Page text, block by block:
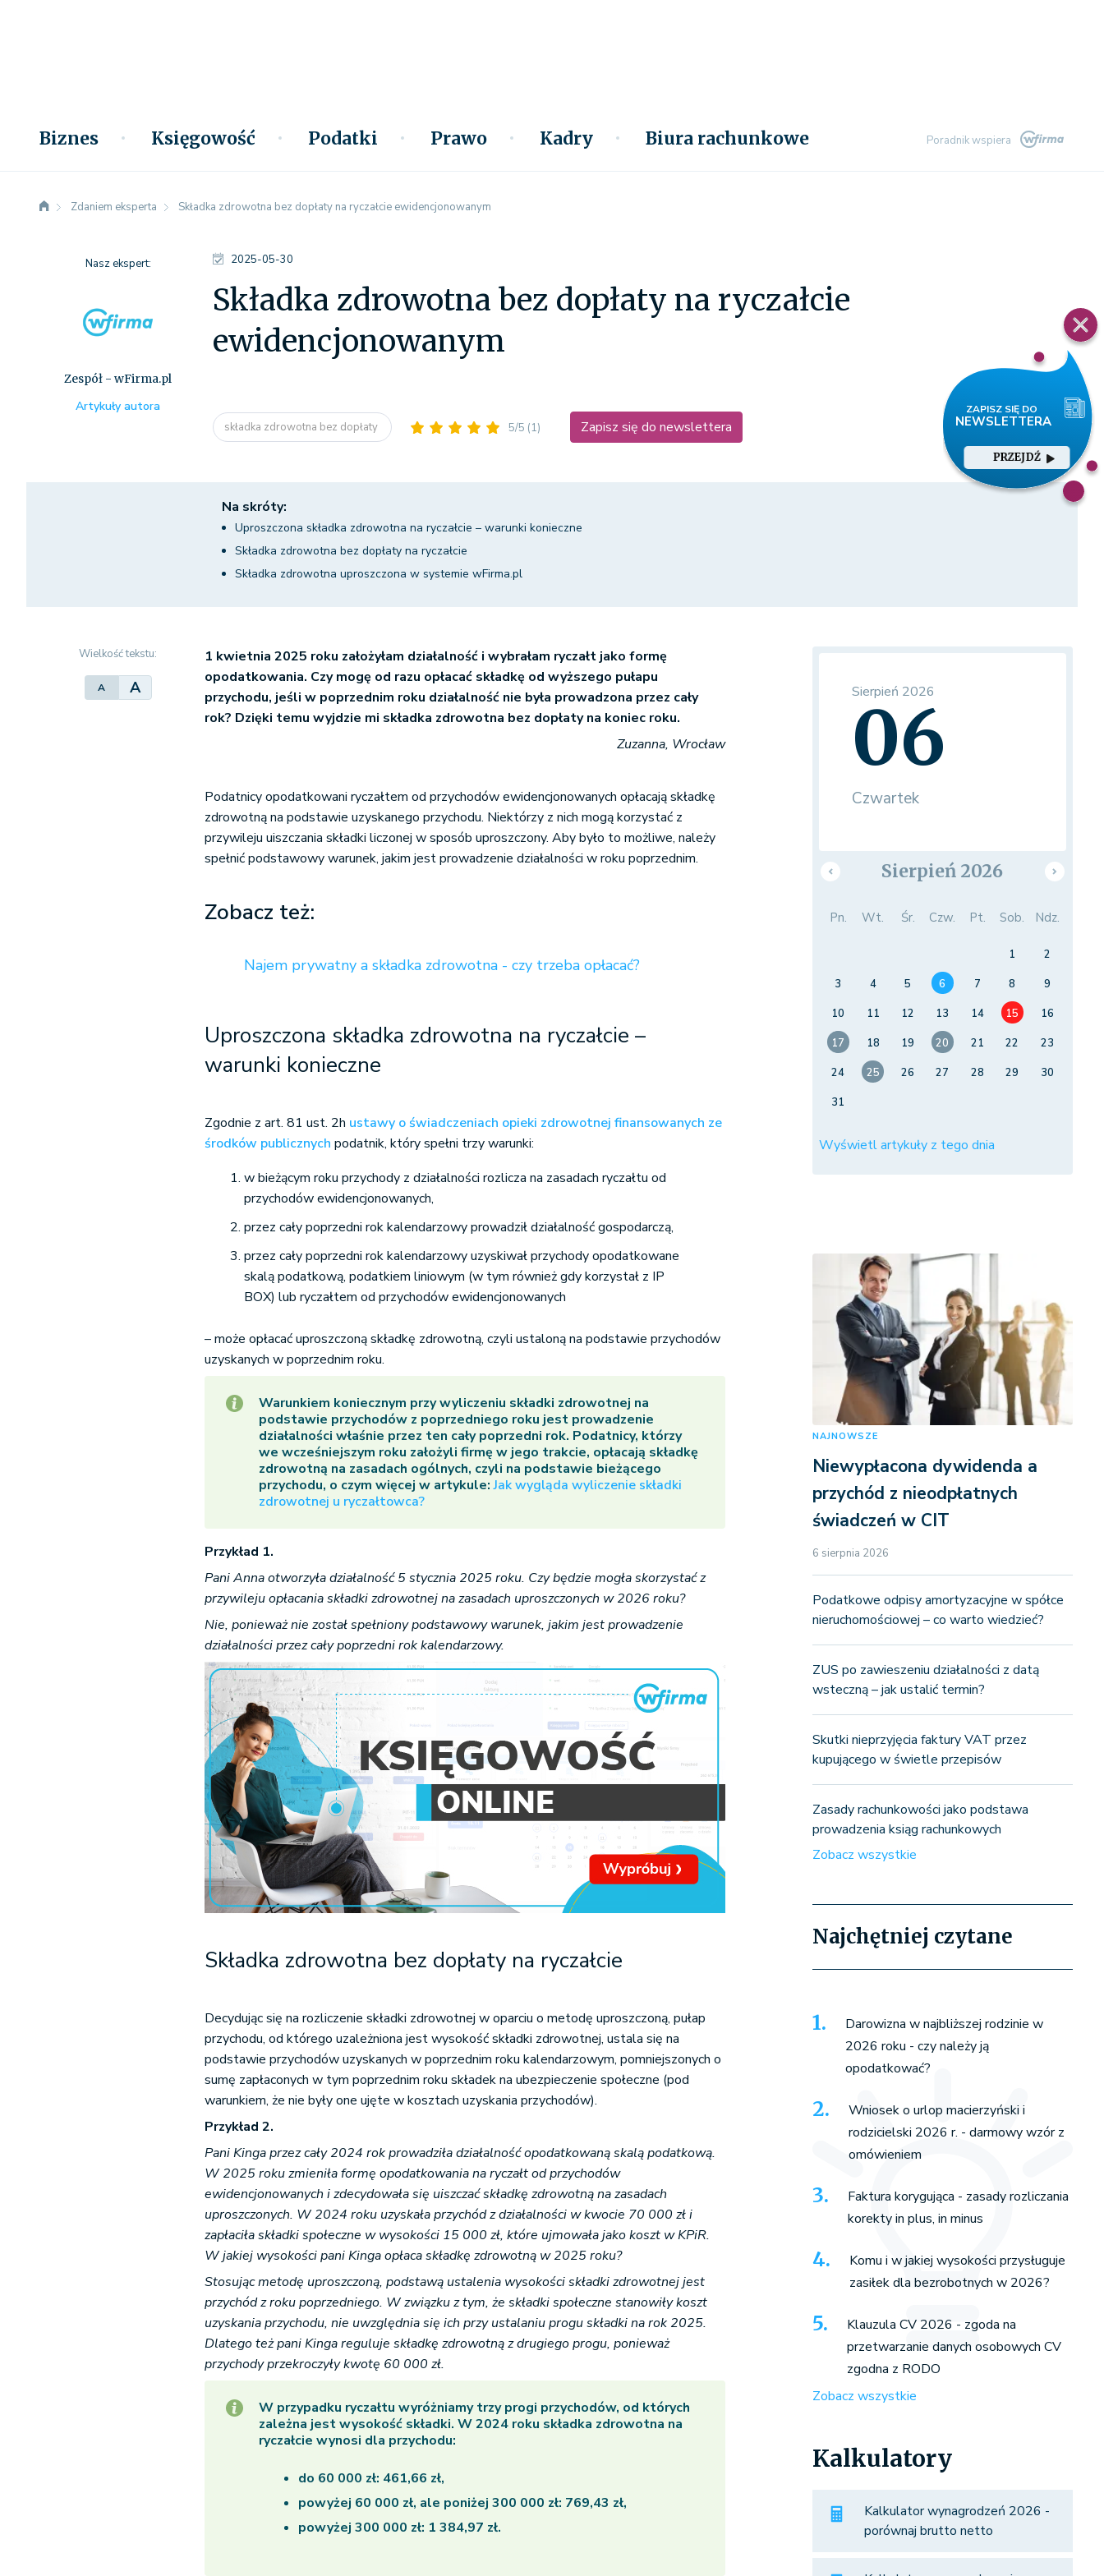
Biznes Księgowość Podatki Prawo Kadry Biura rachunkowe Poradnik wspiera
PRZEJDŹ
Zdaniem eksperta Składka zdrowotna bez dopłaty na ryczałcie ewidencjonowanym
2025-05-30
Składka zdrowotna bez dopłaty na ryczałcie
ewidencjonowanym
składka zdrowotna bez dopłaty 5/5 (1) Zapisz się do newslettera
Nasz ekspert:
Zespół - wFirma.pl
Artykuły autora
Na skróty:
Uproszczona składka zdrowotna na ryczałcie – warunki konieczne
Składka zdrowotna bez dopłaty na ryczałcie
Składka zdrowotna uproszczona w systemie wFirma.pl
Wielkość tekstu:
A A
1 kwietnia 2025 roku założyłam działalność i wybrałam ryczałt jako formę
opodatkowania. Czy mogę od razu opłacać składkę od wyższego pułapu
przychodu, jeśli w poprzednim roku działalność nie była prowadzona przez cały
rok? Dzięki temu wyjdzie mi składka zdrowotna bez dopłaty na koniec roku.
Zuzanna, Wrocław
Podatnicy opodatkowani ryczałtem od przychodów ewidencjonowanych opłacają składkę
zdrowotną na podstawie uzyskanego przychodu. Niektórzy z nich mogą korzystać z
przywileju uiszczania składki liczonej w sposób uproszczony. Aby było to możliwe, należy
spełnić podstawowy warunek, jakim jest prowadzenie działalności w roku poprzednim.
Zobacz też:
Najem prywatny a składka zdrowotna - czy trzeba opłacać?
Uproszczona składka zdrowotna na ryczałcie –
warunki konieczne
Zgodnie z art. 81 ust. 2h ustawy o świadczeniach opieki zdrowotnej finansowanych ze
środków publicznych podatnik, który spełni trzy warunki:
w bieżącym roku przychody z działalności rozlicza na zasadach ryczałtu od
przychodów ewidencjonowanych,
przez cały poprzedni rok kalendarzowy prowadził działalność gospodarczą,
przez cały poprzedni rok kalendarzowy uzyskiwał przychody opodatkowane
skalą podatkową, podatkiem liniowym (w tym również gdy korzystał z IP
BOX) lub ryczałtem od przychodów ewidencjonowanych
– może opłacać uproszczoną składkę zdrowotną, czyli ustaloną na podstawie przychodów
uzyskanych w poprzednim roku.
Warunkiem koniecznym przy wyliczeniu składki zdrowotnej na
podstawie przychodów z poprzedniego roku jest prowadzenie
działalności właśnie przez ten cały poprzedni rok. Podatnicy, którzy
we wcześniejszym roku założyli firmę w jego trakcie, opłacają składkę
zdrowotną na zasadach ogólnych, czyli na podstawie bieżącego
przychodu, o czym więcej w artykule:Jak wygląda wyliczenie składki
zdrowotnej u ryczałtowca?
Przykład 1.
Pani Anna otworzyła działalność 5 stycznia 2025 roku. Czy będzie mogła skorzystać z
przywileju opłacania składki zdrowotnej na zasadach uproszczonych w 2026 roku?
Nie, ponieważ nie został spełniony podstawowy warunek, jakim jest prowadzenie
działalności przez cały poprzedni rok kalendarzowy.
Składka zdrowotna bez dopłaty na ryczałcie
Decydując się na rozliczenie składki zdrowotnej w oparciu o metodę uproszczoną, pułap
przychodu, od którego uzależniona jest wysokość składki zdrowotnej, ustala się na
podstawie przychodów uzyskanych w poprzednim roku kalendarzowym, pomniejszonych o
sumę zapłaconych w tym poprzednim roku składek na ubezpieczenie społeczne (pod
warunkiem, że nie były one ujęte w kosztach uzyskania przychodów).
Przykład 2.
Pani Kinga przez cały 2024 rok prowadziła działalność opodatkowaną skalą podatkową.
W 2025 roku zmieniła formę opodatkowania na ryczałt od przychodów
ewidencjonowanych i zdecydowała się uiszczać składkę zdrowotną na zasadach
uproszczonych. W 2024 roku uzyskała przychód z działalności w kwocie 70 000 zł i
zapłaciła składki społeczne w wysokości 15 000 zł, które ujmowała jako koszt w KPiR.
W jakiej wysokości pani Kinga opłaca składkę zdrowotną w 2025 roku?
Stosując metodę uproszczoną, podstawą ustalenia wysokości składki zdrowotnej jest
przychód z roku poprzedniego. W związku z tym, że składki społeczne stanowiły koszt
uzyskania przychodu, nie uwzględnia się ich przy ustalaniu progu składki na rok 2025.
Dlatego też pani Kinga reguluje składkę zdrowotną z drugiego progu, ponieważ
przychody przekroczyły kwotę 60 000 zł.
W przypadku ryczałtu wyróżniamy trzy progi przychodów, od których
zależna jest wysokość składki. W 2024 roku składka zdrowotna na
ryczałcie wynosi dla przychodu:
do 60 000 zł: 461,66 zł,
powyżej 60 000 zł, ale poniżej 300 000 zł: 769,43 zł,
powyżej 300 000 zł: 1 384,97 zł.
Sierpień 2026
06
Czwartek
Sierpień 2026
Pn. Wt. Śr. Czw. Pt. Sob. Ndz.
1
2
3
4 5 6 7 8
9
10
11 12 13 14 15
16
17
18 19 20 21 22
23
24
25 26 27 28 29
30
31
Wyświetl artykuły z tego dnia
NAJNOWSZE
Niewypłacona dywidenda a
przychód z nieodpłatnych
świadczeń w CIT
6 sierpnia 2026
Podatkowe odpisy amortyzacyjne w spółce
nieruchomościowej – co warto wiedzieć?
ZUS po zawieszeniu działalności z datą
wsteczną – jak ustalić termin?
Skutki nieprzyjęcia faktury VAT przez
kupującego w świetle przepisów
Zasady rachunkowości jako podstawa
prowadzenia ksiąg rachunkowych
Zobacz wszystkie
Najchętniej czytane
Darowizna w najbliższej rodzinie w
2026 roku - czy należy ją
opodatkować?
Wniosek o urlop macierzyński i
rodzicielski 2026 r. - darmowy wzór z
omówieniem
Faktura korygująca - zasady rozliczania
korekty in plus, in minus
Komu i w jakiej wysokości przysługuje
zasiłek dla bezrobotnych w 2026?
Klauzula CV 2026 - zgoda na
przetwarzanie danych osobowych CV
zgodna z RODO
Zobacz wszystkie
Kalkulatory
Kalkulator wynagrodzeń 2026 -
porównaj brutto netto